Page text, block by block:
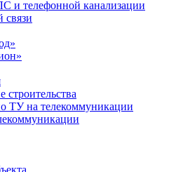
и телефонной канализации
связи
строительства
ТУ на телекоммуникации